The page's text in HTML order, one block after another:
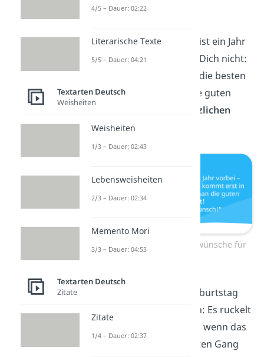
Geburtstag!“
„Und schon wieder ist ein Jahr
vorbei – aber ärger Dich nicht:
Man kommt erst in die besten
Jahre, wenn man die guten
Herzlichen
Glückwunsch
Lustige Geburtstagswünsche für
zum Geburtstag
und nicht vergessen: Es ruckelt
immer ein bisschen, wenn das
Leben in den nächsten Gang
4/5 – Dauer: 02:22
Literarische Texte
5/5 – Dauer: 04:21
Textarten Deutsch
Weisheiten
Weisheiten
1/3 – Dauer: 02:43
Lebensweisheiten
2/3 – Dauer: 02:34
Memento Mori
3/3 – Dauer: 04:53
Textarten Deutsch
Zitate
Zitate
1/4 – Dauer: 02:37